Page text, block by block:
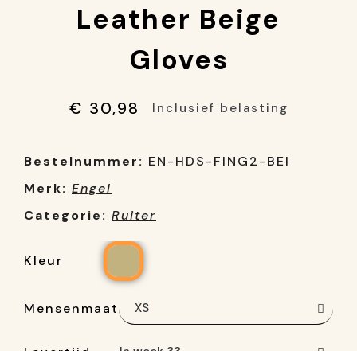
Leather Beige
Gloves
€ 30,98 Inclusief belasting
Bestelnummer: EN-HDS-FING2-BEI
Merk: Engel
Categorie: Ruiter
Kleur
Mensenmaat